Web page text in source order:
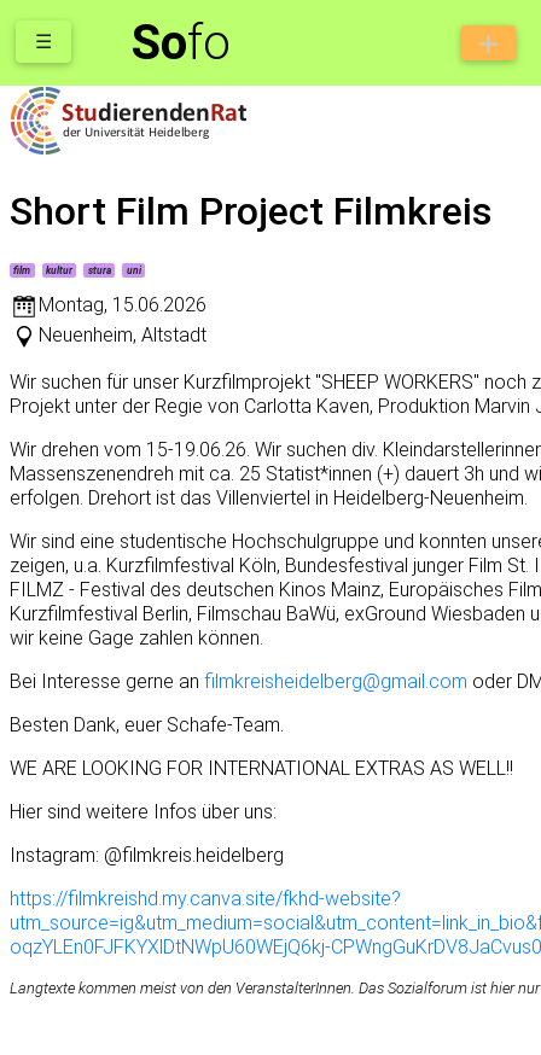
Sofo
☰
Short Film Project Filmkreis
film kultur stura uni
Montag, 15.06.2026
Neuenheim, Altstadt
Wir suchen für unser Kurzfilmprojekt "SHEEP WORKERS" noch
Projekt unter der Regie von Carlotta Kaven, Produktion Marvin
Wir drehen vom 15-19.06.26. Wir suchen div.
Massenszenendreh mit ca. 25 Statist*innen (+) dauert 3h und
erfolgen. Drehort ist das Villenviertel in Heidelberg-Neuenheim.
Wir sind eine studentische Hochschulgruppe und konnten
zeigen, u.a. Kurzfilmfestival Köln, Bundesfestival junger Film
FILMZ - Festival des deutschen Kinos Mainz, Europäisches
Kurzfilmfestival Berlin, Filmschau BaWü, exGround Wiesbaden
wir keine Gage zahlen können.
Bei Interesse gerne an filmkreisheidelberg@gmail.com oder
Besten Dank, euer Schafe-Team.
WE ARE LOOKING FOR INTERNATIONAL EXTRAS AS WELL!!
Hier sind weitere Infos über uns:
Instagram: @filmkreis.heidelberg
https://filmkreishd.my.canva.site/fkhd-website?
oqzYLEn0FJFKYXlDtNWpU60WEjQ6kj-
Langtexte kommen meist von den VeranstalterInnen. Das Sozialforum ist hier